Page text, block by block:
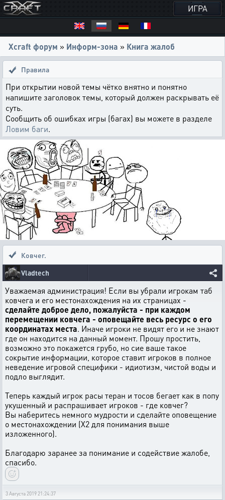
ИГРА
Xcraft форум » Информ-зона » Книга жалоб
Правила
При открытии новой темы чётко внятно и понятно
напишите заголовок темы, который должен раскрывать её
суть.
Сообщить об ошибках игры (багах) вы можете в разделе
Ловим баги.
Ковчег.
Vladtech
Уважаемая администрация! Если вы убрали игрокам таб
ковчега и его местонахождения на их страницах -
сделайте доброе дело, пожалуйста - при каждом
перемещении ковчега - оповещайте весь ресурс о его
координатах места. Иначе игроки не видят его и не знают
где он находится на данный момент. Прошу простить,
возможно это покажется грубо, но сие ваше такое
сокрытие информации, которое ставит игроков в полное
неведение игровой специфики - идиотизм, чистой воды и
подло выглядит.
Теперь каждый игрок расы теран и тосов бегает как в попу
укушенный и распрашивает игроков - где ковчег?
Вы наберитесь немного мудрости и сделайте оповещение
о местонахождении (Х2 для понимания выше
изложенного).
Благодарю заранее за понимание и содействие жалобе,
спасибо.
3 Августа 2019 21:24:37